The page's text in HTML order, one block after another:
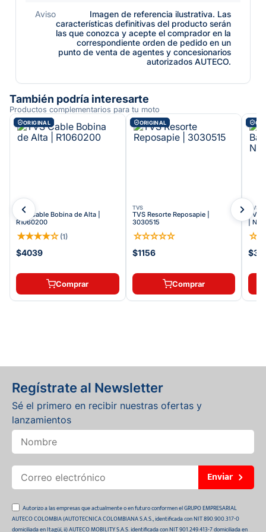
Aviso
Imagen de referencia ilustrativa. Las
características definitivas del producto serán
las que conozca y acepte el comprador en la
correspondiente orden de pedido en un
punto de venta de agentes y concesionarios
autorizados AUTECO.
También podría interesarte
Productos complementarios para tu moto
ORIGINAL
TVS
TVS Cable Bobina de Alta |
R1060200
★★★★☆ (1)
$4039
Comprar
ORIGINAL
TVS
TVS Resorte Reposapie |
3030515
☆☆☆☆☆
$1156
Comprar
TVS
TVS
|
☆
Regístrate al Newsletter
Sé el primero en recibir nuestras ofertas y
lanzamientos
Enviar
Autorizo a las empresas que actualmente o en futuro conformen el GRUPO EMPRESARIAL
AUTECO COLOMBIA (AUTOTECNICA COLOMBIANA S.A.S., identificada con NIT 890.900.317-0
domiciliada en Itagüí, ii) AUTECO MOBILITY S.A.S. identificada con NIT 901.249.413-7 domiciliada en